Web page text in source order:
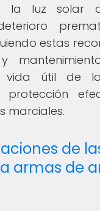
la luz solar
estas
vida útil de
protección
marciales.
de
armas de